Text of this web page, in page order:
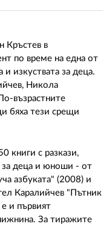
Кръстев в
по време на една от
изкуствата за деца.
Никола
възрастните
бяха тези срещи
книги с разкази,
за деца и юноши - от
азбуката" (2008) и
Каралийчев "Пътник
и първият
За тиражите
ЗА ПОЛЗВАНЕ
ЗА
02 975 20 35